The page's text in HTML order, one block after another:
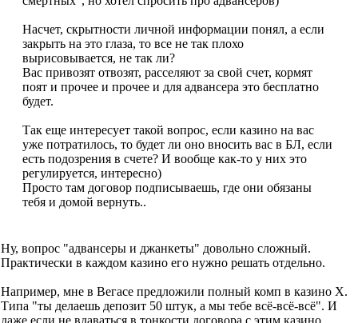
Насчет, скрытности личной информации понял, а если
закрыть на это глаза, то все не так плохо
вырисовывается, не так ли?
Вас привозят отвозят, расселяют за свой счет, кормят
поят и прочее и прочее и для адвансера это бесплатно
будет.
Так еще интересует такой вопрос, если казино на вас
уже потратилось, то будет ли оно вносить вас в БЛ, если
есть подозрения в счете? И вообще как-то у них это
регулируется, интересно)
Просто там договор подписываешь, где они обязаны
тебя и домой вернуть..
Ну, вопрос "адвансеры и джанкеты" довольно сложный.
Практически в каждом казино его нужно решать отдельно.
Например, мне в Вегасе предложили полный комп в казино Х.
Типа "ты делаешь депозит 50 штук, а мы тебе всё-всё-всё". И
даже если не вдаваться в тонкости договора с этим казино,